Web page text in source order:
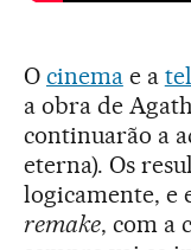
O cinemae a
a obra de
continuarão a
eterna). Os
logicamente, e
remake, com a